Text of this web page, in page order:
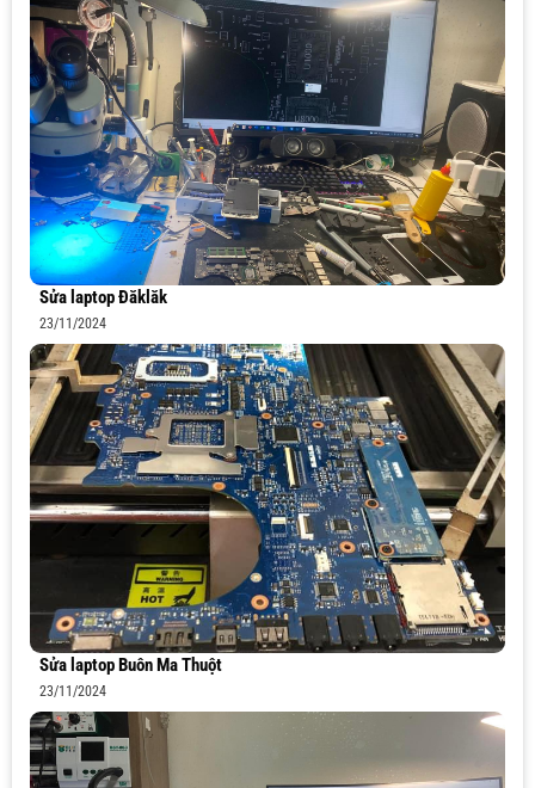
Sửa laptop Đăklăk
23/11/2024
Sửa laptop Buôn Ma Thuột
23/11/2024